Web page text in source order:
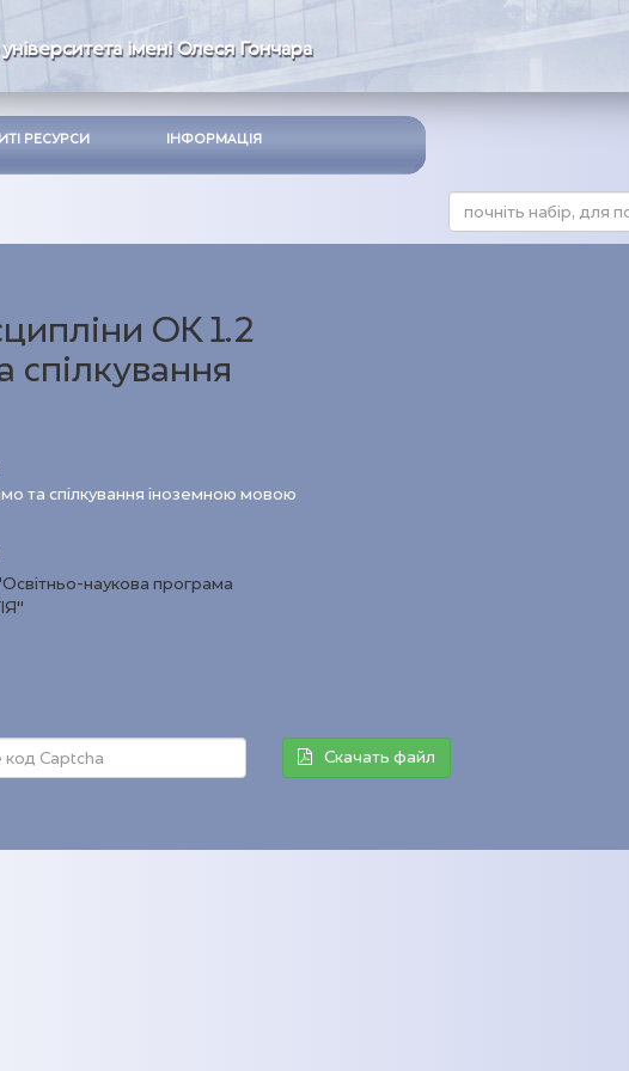
імені Олеся Гончара
РЕСУРСИ ІНФОРМАЦІЯ
ОК 1.2
спілкування
та спілкування іноземною мовою
наукова програма
Скачать файл